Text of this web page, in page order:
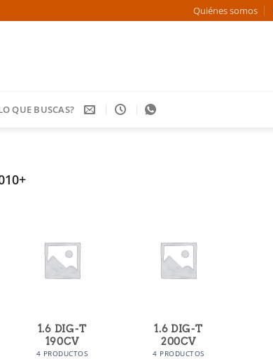
Quiénes somos
QUE BUSCAS?
1.6 DIG-T
190CV
4 PRODUCTOS
1.6 DIG-T
200CV
4 PRODUCTOS